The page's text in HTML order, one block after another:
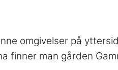
omgivelser på
finner man gården